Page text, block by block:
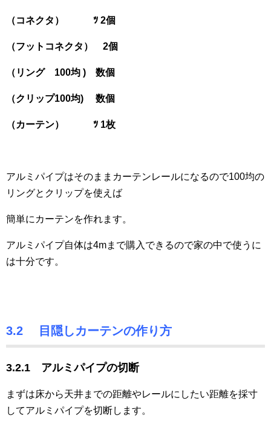
（コネクタ） ﾂ 2個
（フットコネクタ） 2個
（リング 100均 ) 数個
（クリップ100均) 数個
（カーテン） ﾂ 1枚
アルミパイプはそのままカーテンレールになるので100均の
リングとクリップを使えば
簡単にカーテンを作れます。
アルミパイプ自体は4mまで購入できるので家の中で使うに
は十分です。
3.2 目隠しカーテンの作り方
3.2.1 アルミパイプの切断
まずは床から天井までの距離やレールにしたい距離を採寸
してアルミパイプを切断します。